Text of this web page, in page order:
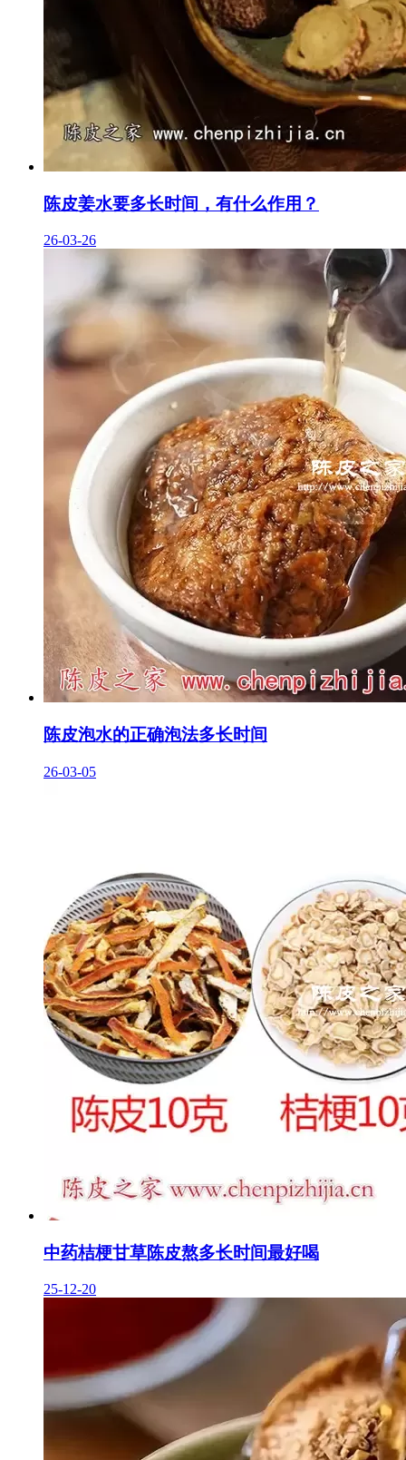
陈皮姜水要多长时间，有什么作用？
26-03-26
陈皮泡水的正确泡法多长时间
26-03-05
中药桔梗甘草陈皮熬多长时间最好喝
25-12-20